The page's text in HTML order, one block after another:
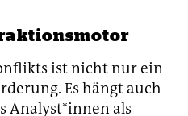
ist nicht nur ein
Es hängt auch
Analyst*innen als